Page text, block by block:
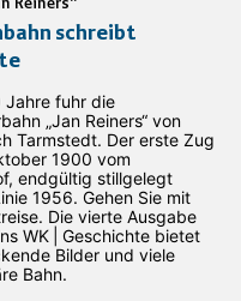
Reiners“
schreibt
Jahre fuhr die
„Jan ­Reiners“ von
Tarmstedt. Der erste Zug
1900 vom
endgültig stillgelegt
1956. Gehen Sie mit
Die vierte Ausgabe
WK | Geschichte bietet
Bilder und viele
Bahn.